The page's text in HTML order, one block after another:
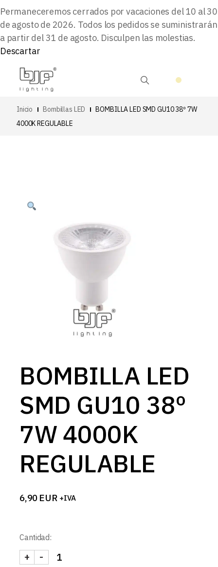
Permaneceremos cerrados por vacaciones del 10 al 30
de agosto de 2026. Todos los pedidos se suministrarán
a partir del 31 de agosto. Disculpen las molestias.
Descartar
Inicio Bombillas LED
BOMBILLA LED SMD GU10 38º 7W
4000K REGULABLE
BOMBILLA LED
SMD GU10 38º
7W 4000K
REGULABLE
6,90 EUR +IVA
Cantidad:
BOMBILLA LED SMD GU10 38º 7W 4000K
-
+